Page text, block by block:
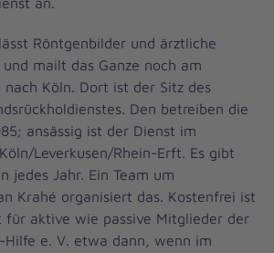
Röntgenbilder und ärztliche
mailt das Ganze noch am
nach Köln. Dort ist der Sitz des
Den betreiben die
ansässig ist der Dienst im
Leverkusen/Rhein-Erft. Es gibt
jedes Jahr. Ein Team um
Krahé organisiert das. Kostenfrei ist
für aktive wie passive Mitglieder der
Hilfe e. V. etwa dann, wenn im